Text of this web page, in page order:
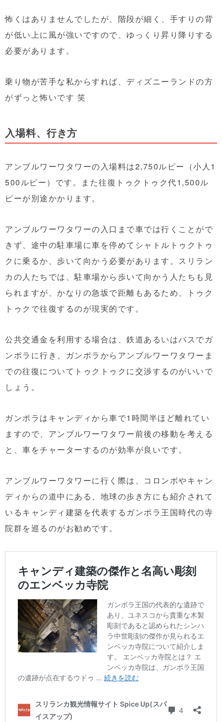
怖くはありませんでしたが、階段が細く、手すりの背
が低い上に風が強いですので、ゆっくり昇り降りする
必要があります。
乗り物が苦手な私からすれば、ディズニーランドの方
がずっと怖いです 笑
入場料、行き方
アンブルワーワタワーの入場料は2,750ルピー（小人1
500ルピー）です。また往復トゥクトゥク代1,500ル
ピーが別途かかります。
アンブルワーワタワーの入口まで車では行くことがで
きず、途中の駐車場に車を停めてシャトルトゥクトゥ
クに乗るか、歩いて向かう必要があります。スリラン
カの人たちでは、駐車場から歩いて向かう人たちも見
られますが、かなりの急坂で距離もあるため、トゥク
トゥクで往復するのが現実的です。
公共交通金を利用する場合は、鉄道あるいはバスでガ
ンポラに行き、ガンポラからアンブルワーワタワーま
での往復についてトゥクトゥクに交渉するのがいいで
しょう。
ガンポラはキャンディから車で1時間半ほど離れてい
ますので、アンブルワーワタワー前後の移動を考える
と、車をチャーターするのが効率が良いです。
アンブルワーワタワーに行く際は、コロンボやキャン
ディからの道中にある、地球の歩き方にも紹介されて
いるキャンディ建築を代表するガンポラ王国時代の寺
院群を巡るのがお勧めです。